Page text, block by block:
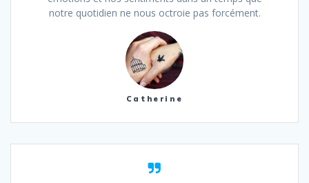
notre quotidien ne nous octroie pas forcément.
Catherine